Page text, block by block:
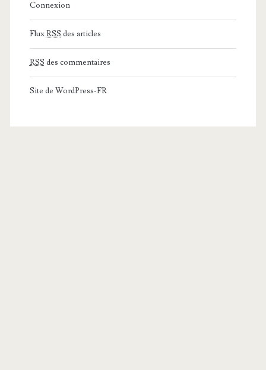
Connexion
FluxRSS des articles
RSS des commentaires
Site de WordPress-FR